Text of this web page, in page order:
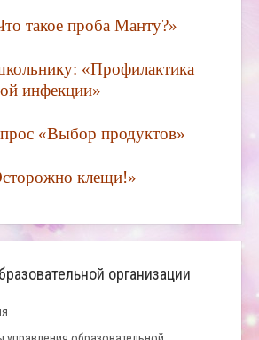
такое проба Манту?»
«Профилактика
инфекции»
«Выбор продуктов»
клещи!»
организации